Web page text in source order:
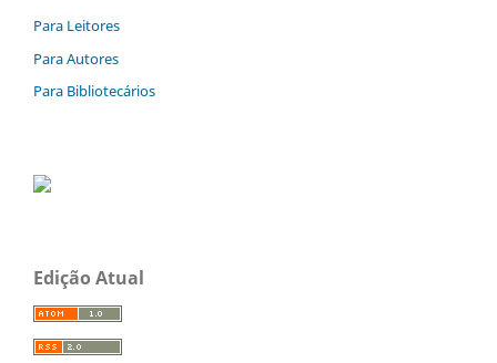
Para Leitores
Para Autores
Para Bibliotecários
Edição Atual